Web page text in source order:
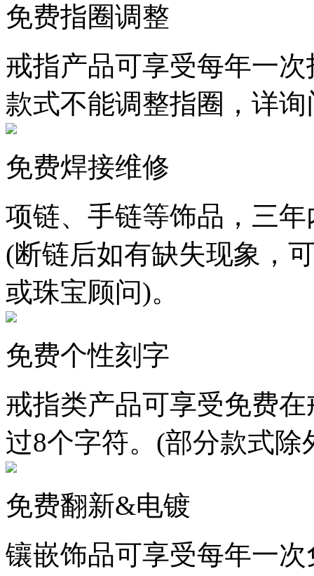
免费指圈调整
戒指产品可享受每年一
款式不能调整指圈，详
免费焊接维修
项链、手链等饰品，三
(断链后如有缺失现象，
或珠宝顾问)。
免费个性刻字
戒指类产品可享受免费
过8个字符。(部分款式
免费翻新&电镀
镶嵌饰品可享受每年一